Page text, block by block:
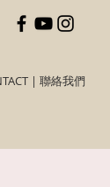
| 聯絡我們